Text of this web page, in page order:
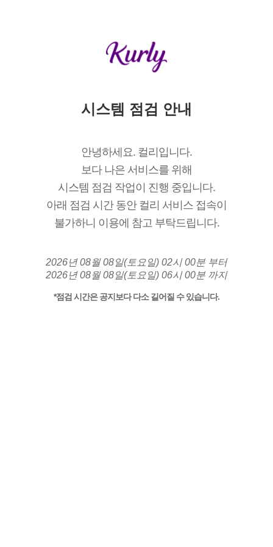
시스템 점검 안내
안녕하세요. 컬리입니다.
보다 나은 서비스를 위해
시스템 점검 작업이 진행 중입니다.
아래 점검 시간 동안 컬리 서비스 접속이
불가하니 이용에 참고 부탁드립니다.
2026년 08월 08일(토요일) 02시 00분 부터
2026년 08월 08일(토요일) 06시 00분 까지
*점검 시간은 공지보다 다소 길어질 수 있습니다.